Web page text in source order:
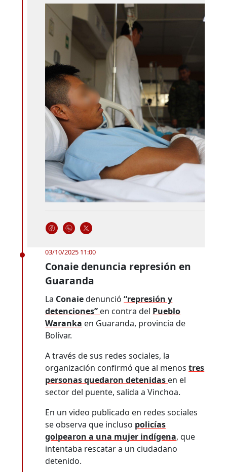
03/10/2025 11:00
Conaie denuncia represión en
Guaranda
La Conaiedenunció“represión y
detenciones” en contra del Pueblo
Waranka en Guaranda, provincia de
Bolívar.
A través de sus redes sociales, la
organización confirmó que al menostres
personas quedaron detenidas en el
sector del puente, salida a Vinchoa.
En un video publicado en redes sociales
se observa que incluso policías
golpearon a una mujer indígena, que
intentaba rescatar a un ciudadano
detenido.